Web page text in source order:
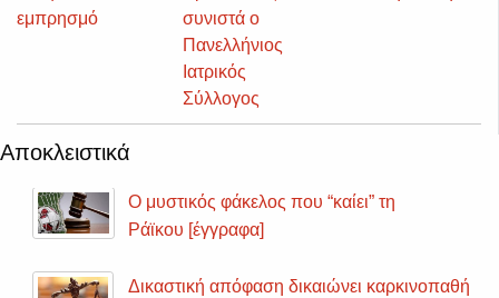
εμπρησμό
συνιστά ο
Πανελλήνιος
Ιατρικός
Σύλλογος
Αποκλειστικά
Ο μυστικός φάκελος που “καίει” τη
Ράϊκου [έγγραφα]
Δικαστική απόφαση δικαιώνει καρκινοπαθή